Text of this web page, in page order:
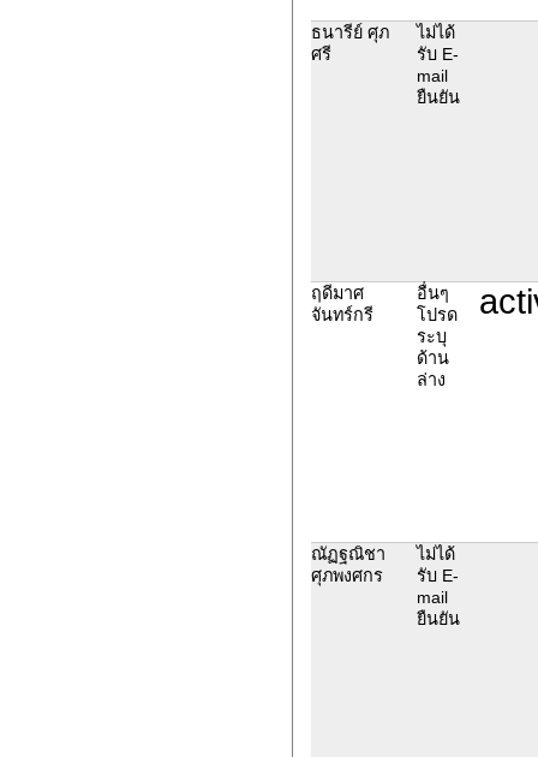
ธนารีย์ ศุภ
ศรี
ไม่ได้
รับ E-
mail
ยืนยัน
ฤดีมาศ
จันทร์กรี
อื่นๆ
โปรด
ระบุ
ด้าน
ล่าง
ณัฏฐณิชา
ศุภพงศกร
ไม่ได้
รับ E-
mail
ยืนยัน